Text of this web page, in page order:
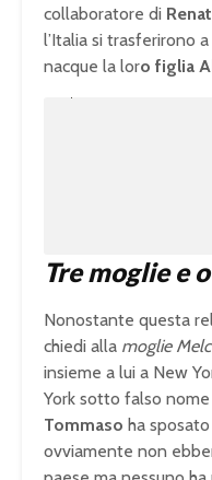
collaboratore di
l’Italia si trasferirono
nacque la loro figlia
Tre moglie e
Nonostante questa
chiedi alla moglie
insieme a lui a New
York sotto falso nome
Tommaso ha
ovviamente non